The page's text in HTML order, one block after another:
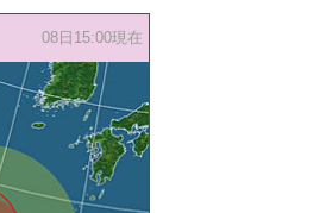
08日15:00現在